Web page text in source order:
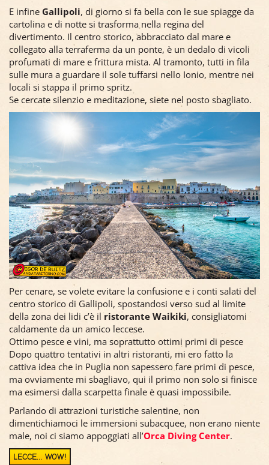
E infine Gallipoli, di giorno si fa bella con le sue spiagge da
cartolina e di notte si trasforma nella regina del
divertimento. Il centro storico, abbracciato dal mare e
collegato alla terraferma da un ponte, è un dedalo di vicoli
profumati di mare e frittura mista. Al tramonto, tutti in fila
sulle mura a guardare il sole tuffarsi nello Ionio, mentre nei
locali si stappa il primo spritz.
Se cercate silenzio e meditazione, siete nel posto sbagliato.
Per cenare, se volete evitare la confusione e i conti salati del
centro storico di Gallipoli, spostandosi verso sud al limite
della zona dei lidi c’è il ristorante Waikiki, consigliatomi
caldamente da un amico leccese.
Ottimo pesce e vini, ma soprattutto ottimi primi di pesce
Dopo quattro tentativi in altri ristoranti, mi ero fatto la
cattiva idea che in Puglia non sapessero fare primi di pesce,
ma ovviamente mi sbagliavo, qui il primo non solo si finisce
ma esimersi dalla scarpetta finale è quasi impossibile.
Parlando di attrazioni turistiche salentine, non
dimentichiamoci le immersioni subacquee, non erano niente
male, noi ci siamo appoggiati all’Orca Diving Center.
LECCE… WOW!